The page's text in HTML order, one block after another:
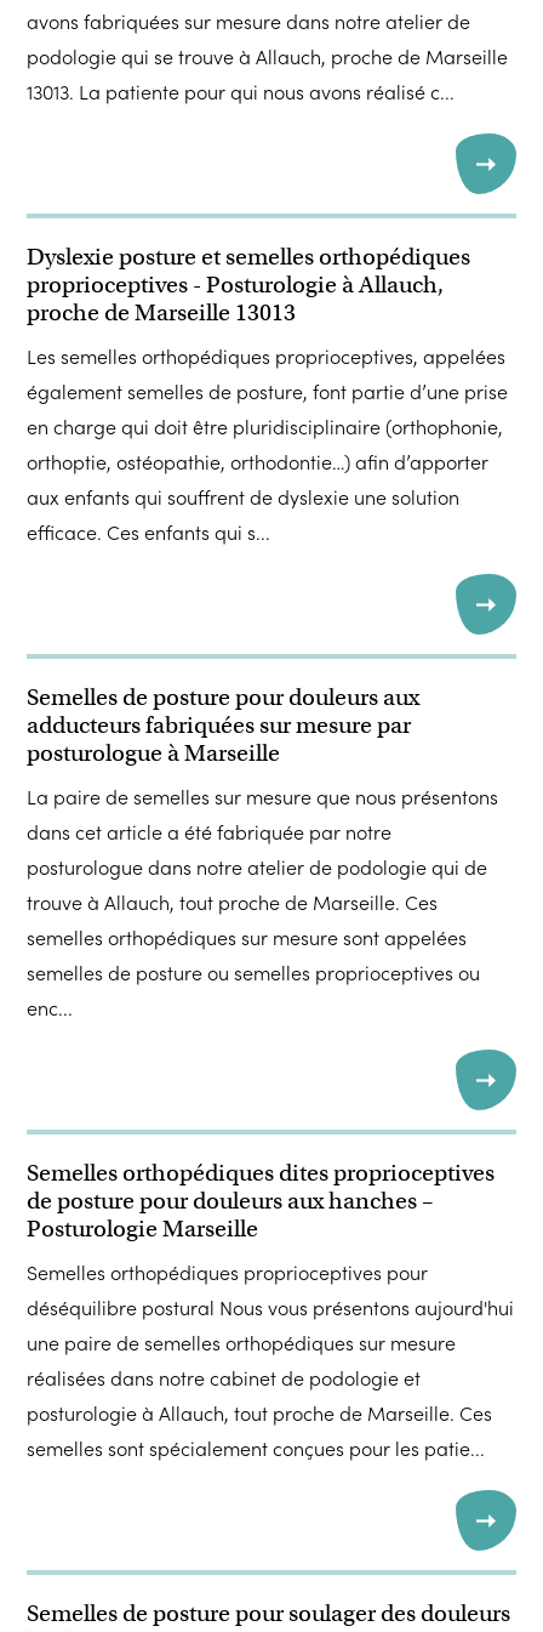
avons fabriquées sur mesure dans notre atelier de
podologie qui se trouve à Allauch, proche de Marseille
13013. La patiente pour qui nous avons réalisé c...
Dyslexie posture et semelles orthopédiques
proprioceptives - Posturologie à Allauch,
proche de Marseille 13013
Les semelles orthopédiques proprioceptives, appelées
également semelles de posture, font partie d’une prise
en charge qui doit être pluridisciplinaire (orthophonie,
orthoptie, ostéopathie, orthodontie…) afin d’apporter
aux enfants qui souffrent de dyslexie une solution
efficace. Ces enfants qui s...
Semelles de posture pour douleurs aux
adducteurs fabriquées sur mesure par
posturologue à Marseille
La paire de semelles sur mesure que nous présentons
dans cet article a été fabriquée par notre
posturologue dans notre atelier de podologie qui de
trouve à Allauch, tout proche de Marseille. Ces
semelles orthopédiques sur mesure sont appelées
semelles de posture ou semelles proprioceptives ou
enc...
Semelles orthopédiques dites proprioceptives
de posture pour douleurs aux hanches –
Posturologie Marseille
Semelles orthopédiques proprioceptives pour
déséquilibre postural Nous vous présentons aujourd'hui
une paire de semelles orthopédiques sur mesure
réalisées dans notre cabinet de podologie et
posturologie à Allauch, tout proche de Marseille. Ces
semelles sont spécialement conçues pour les patie...
Semelles de posture pour soulager des douleurs